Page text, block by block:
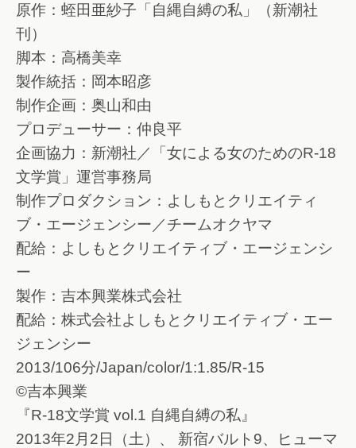
原作：蛭田亜紗子「自縄自縛の私」（新潮社
刊）
脚本：高橋美幸
製作統括：岡本昭彦
制作企画：奥山和由
プロデューサー：仲良平
企画協力：新潮社／「女による女のためのR-18
文学賞」運営事務局
制作プロダクション：よしもとクリエイティ
ブ・エージェンシー／チームオクヤマ
配給：よしもとクリエイティブ・エージェンシ
ー
製作：吉本興業株式会社
配給：株式会社よしもとクリエイティブ・エー
ジェンシー
2013/106分/Japan/color/1:1.85/R-15
©吉本興業
『R-18文学賞 vol.1 自縄自縛の私』
2013年2月2日（土）、 新宿バルト9、ヒューマ